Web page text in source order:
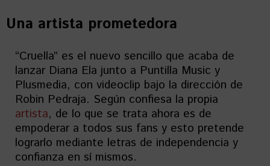
Una artista prometedora
“Cruella” es el nuevo sencillo que acaba de
lanzar Diana Ela junto a Puntilla Music y
Plusmedia, con videoclip bajo la dirección de
Robin Pedraja. Según confiesa la propia
artista, de lo que se trata ahora es de
empoderar a todos sus fans y esto pretende
lograrlo mediante letras de independencia y
confianza en sí mismos.